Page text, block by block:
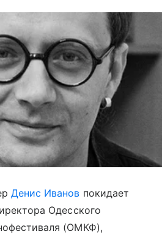
Денис Иванов покидает
Одесского
(ОМКФ),